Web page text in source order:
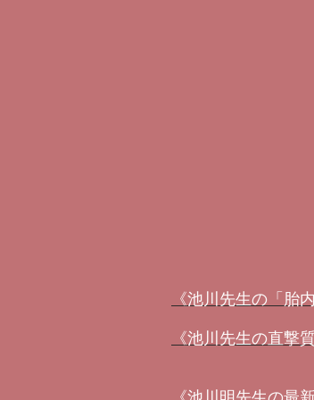
《池川先生の「胎
《池川先生の直撃